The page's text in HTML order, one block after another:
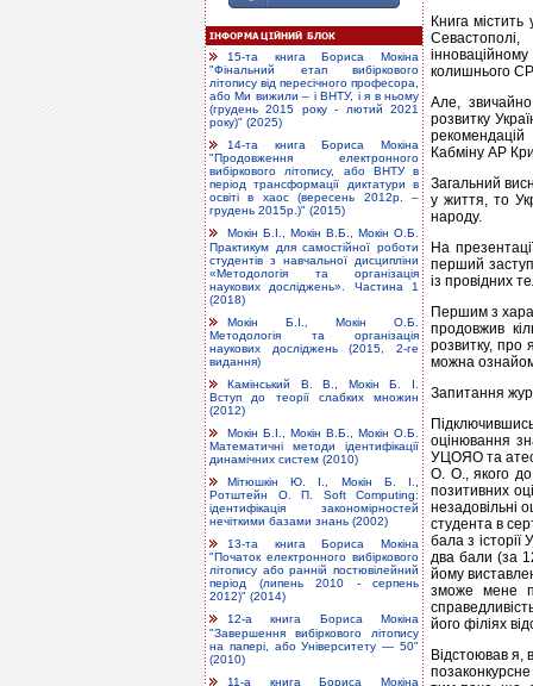
15-та книга Бориса Мокіна
"Фінальний етап вибіркового
літопису від пересічного професора,
або Ми вижили – і ВНТУ, і я в ньому
(грудень 2015 року - лютий 2021
року)" (2025)
14-та книга Бориса Мокіна
"Продовження електронного
вибіркового літопису, або ВНТУ в
період трансформації диктатури в
освіті в хаос (вересень 2012р. –
грудень 2015р.)" (2015)
Мокін Б.І., Мокін В.Б., Мокін О.Б.
Практикум для самостійної роботи
студентів з навчальної дисципліни
«Методологія та організація
наукових досліджень». Частина 1
(2018)
Мокін Б.І., Мокін О.Б.
Методологія та організація
наукових досліджень (2015, 2-ге
видання)
Камінський В. В., Мокін Б. І.
Вступ до теорії слабких множин
(2012)
Мокін Б.І., Мокін В.Б., Мокін О.Б.
Математичні методи ідентифікації
динамічних систем (2010)
Мітюшкін Ю. І., Мокін Б. І.,
Ротштейн О. П. Soft Computing:
ідентифікація закономірностей
нечіткими базами знань (2002)
13-та книга Бориса Мокіна
"Початок електронного вибіркового
літопису або ранній постювілейний
період (липень 2010 - серпень
2012)" (2014)
12-а книга Бориса Мокіна
"Завершення вибіркового літопису
на папері, або Університету — 50"
(2010)
11-а книга Бориса Мокіна
Книга містить
колишнього
Але, звичайно
розвитку
рекомендацій
Кабміну АР
Загальний
у життя, то
народу.
На
перший
із провідних
Першим з
продовжив
розвитку, про
можна
Запитання
оцінювання
УЦОЯО та
О. О., якого до
позитивних
незадовільні
студента в
бала з
два бали (за
йому
зможе мене
його філіях
Відстоював я,